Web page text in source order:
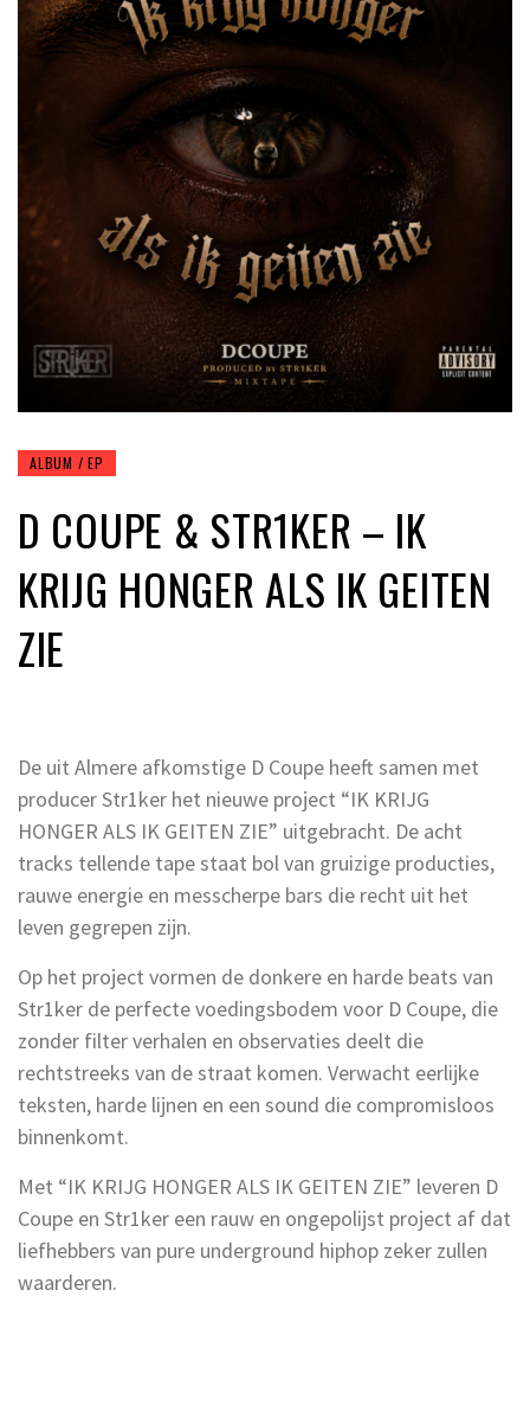
ALBUM / EP
D COUPE & STR1KER – IK
KRIJG HONGER ALS IK GEITEN
ZIE
De uit Almere afkomstige D Coupe heeft samen met
producer Str1ker het nieuwe project “IK KRIJG
HONGER ALS IK GEITEN ZIE” uitgebracht. De acht
tracks tellende tape staat bol van gruizige producties,
rauwe energie en messcherpe bars die recht uit het
leven gegrepen zijn.
Op het project vormen de donkere en harde beats van
Str1ker de perfecte voedingsbodem voor D Coupe, die
zonder filter verhalen en observaties deelt die
rechtstreeks van de straat komen. Verwacht eerlijke
teksten, harde lijnen en een sound die compromisloos
binnenkomt.
Met “IK KRIJG HONGER ALS IK GEITEN ZIE” leveren D
Coupe en Str1ker een rauw en ongepolijst project af dat
liefhebbers van pure underground hiphop zeker zullen
waarderen.